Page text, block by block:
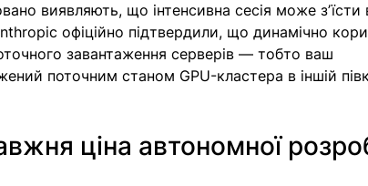
виявляють, що інтенсивна сесія може зʼїсти
офіційно підтвердили, що динамічно
завантаження серверів — тобто ваш
поточним станом GPU-кластера в іншій
ціна автономної